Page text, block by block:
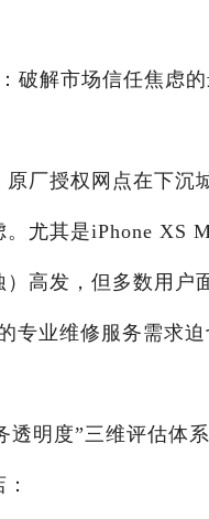
破解市场信任焦虑
厂授权网点在下沉
尤其是iPhone XS
高发，但多数用户
专业维修服务需求迫
明度”三维评估体